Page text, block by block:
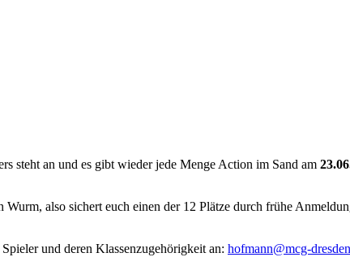
steht an und es gibt wieder jede Menge Action im Sand am
also sichert euch einen der 12 Plätze durch frühe
und deren Klassenzugehörigkeit an: hofmann@mcg-